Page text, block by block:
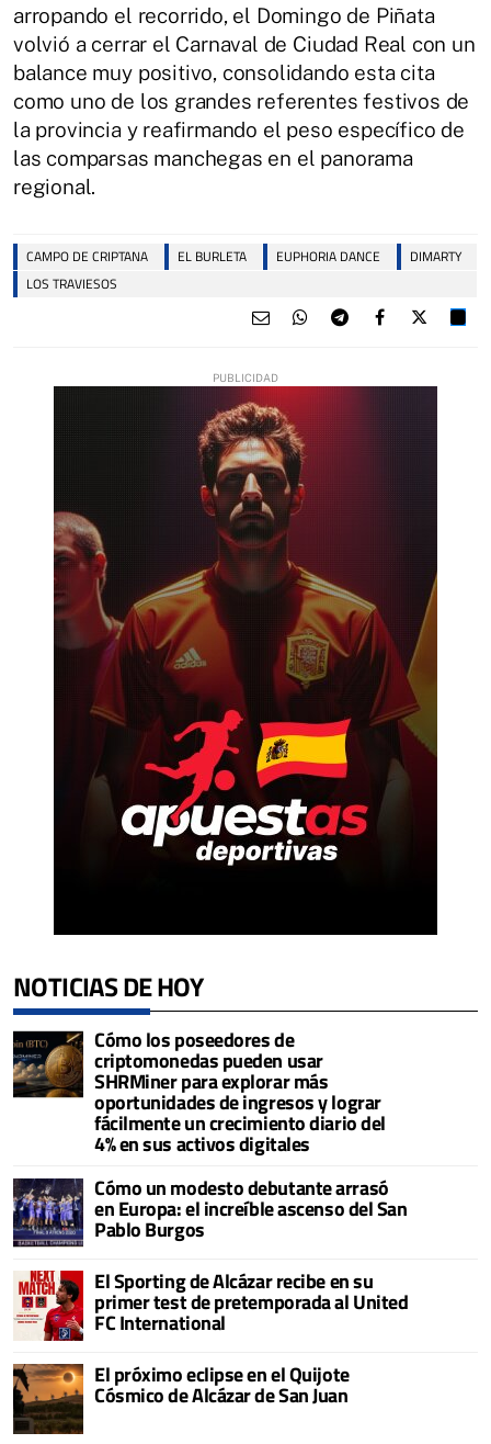
arropando el recorrido, el Domingo de Piñata
volvió a cerrar el Carnaval de Ciudad Real con un
balance muy positivo, consolidando esta cita
como uno de los grandes referentes festivos de
la provincia y reafirmando el peso específico de
las comparsas manchegas en el panorama
regional.
CAMPO DE CRIPTANA EL BURLETA EUPHORIA DANCE
DIMARTY
LOS TRAVIESOS
NOTICIAS DE HOY
Cómo los poseedores de
criptomonedas pueden usar
SHRMiner para explorar más
oportunidades de ingresos y lograr
fácilmente un crecimiento diario del
4% en sus activos digitales
Cómo un modesto debutante arrasó
en Europa: el increíble ascenso del San
Pablo Burgos
El Sporting de Alcázar recibe en su
primer test de pretemporada al United
FC International
El próximo eclipse en el Quijote
Cósmico de Alcázar de San Juan